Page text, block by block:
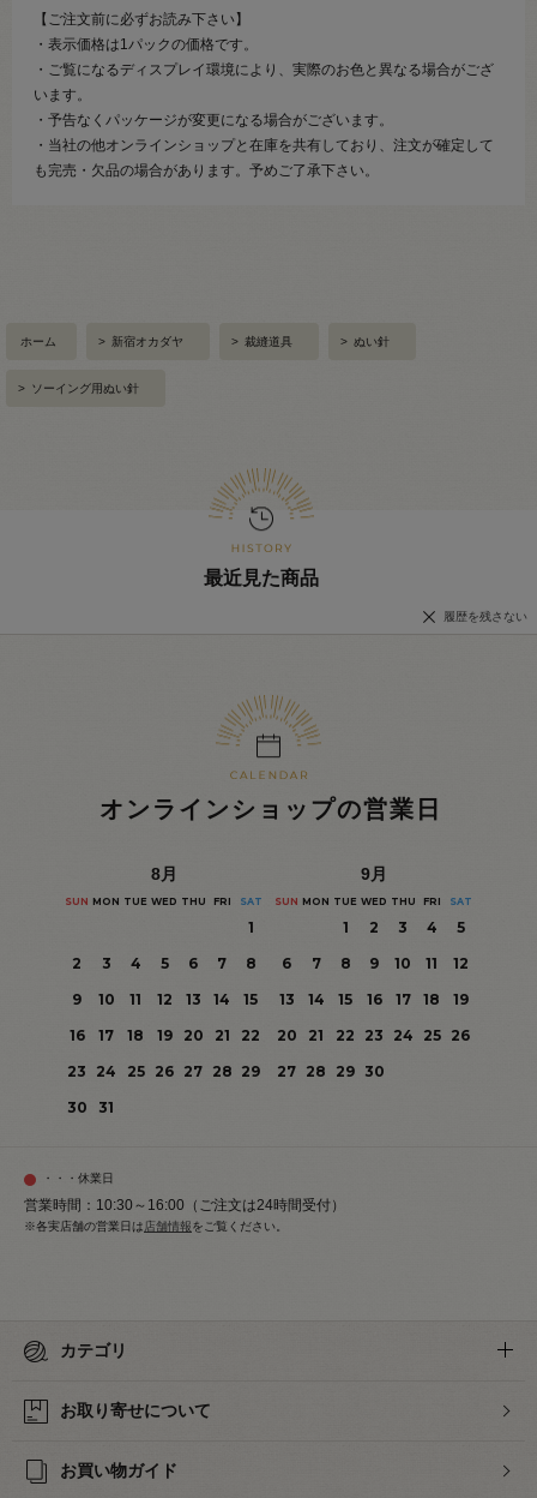
【ご注文前に必ずお読み下さい】
・表示価格は1パックの価格です。
・ご覧になるディスプレイ環境により、実際のお色と異なる場合がござ
います。
・予告なくパッケージが変更になる場合がございます。
・当社の他オンラインショップと在庫を共有しており、注文が確定して
も完売・欠品の場合があります。予めご了承下さい。
ホーム > 新宿オカダヤ > 裁縫道具 > ぬい針
> ソーイング用ぬい針
最近見た商品
履歴を残さない
オンラインショップの営業日
8月
SUN MON TUE WED THU FRI SAT
1
2
3 4 5 6 7
8
9
10 11 12 13 14
15
16
17 18 19 20 21
22
23
24 25 26 27 28 29
30
31
9月
SUN MON TUE WED THU FRI SAT
1 2 3 4
5
6
7 8 9 10 11
12
13
14 15 16 17 18
19
20
21 22 23 24 25
26
27 28 29 30
・・・休業日
営業時間：10:30～16:00（ご注文は24時間受付）
※各実店舗の営業日は店舗情報をご覧ください。
カテゴリ
お取り寄せについて
お買い物ガイド